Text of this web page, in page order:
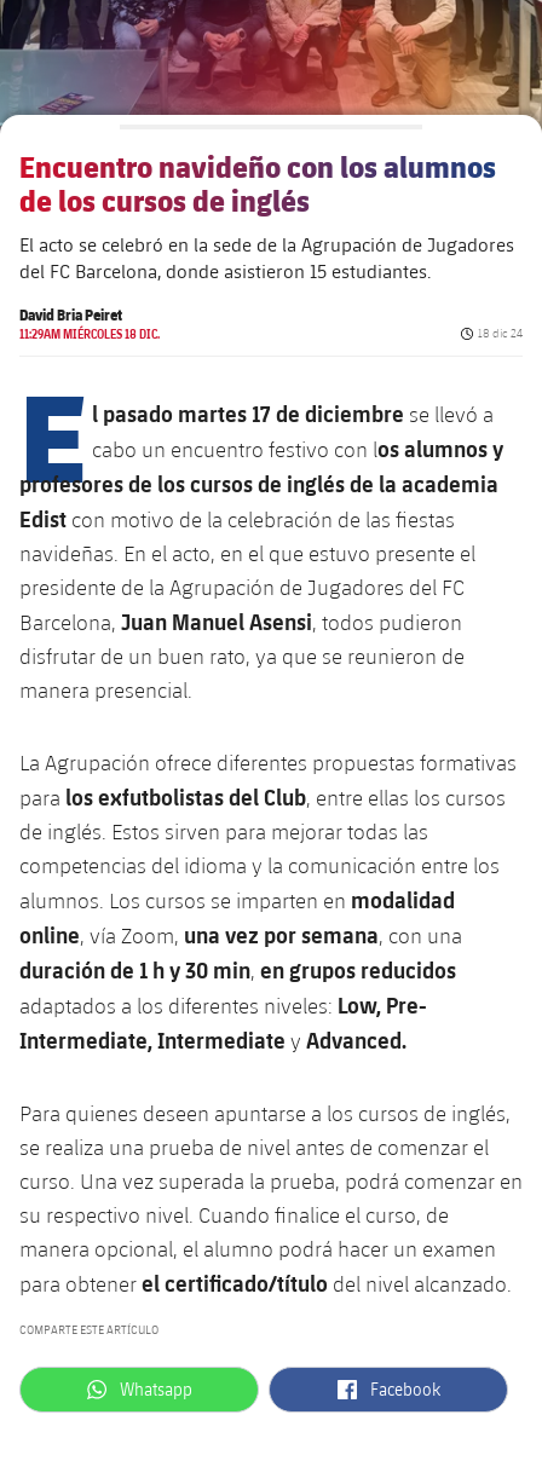
Presidentes
Patronato FBV
Transparencia
Alianzas
Contacto
Residencias para la Gente Mayor
Barcelonismo y vida activa
Código ético
Encuentro navideño con los alumnos
de los cursos de inglés
El acto se celebró en la sede de la Agrupación de Jugadores
del FC Barcelona, donde asistieron 15 estudiantes.
David Bria Peiret
11:29AM MIÉRCOLES 18 DIC. Fecha de
18 dic 24
E l pasado martes 17 de diciembre se llevó a
cabo un encuentro festivo con los alumnos y
profesores de los cursos de inglés de la academia
Edist con motivo de la celebración de las fiestas
navideñas. En el acto, en el que estuvo presente el
presidente de la Agrupación de Jugadores del FC
Barcelona, Juan Manuel Asensi, todos pudieron
disfrutar de un buen rato, ya que se reunieron de
manera presencial.
La Agrupación ofrece diferentes propuestas formativas
para los exfutbolistas del Club, entre ellas los cursos
de inglés. Estos sirven para mejorar todas las
competencias del idioma y la comunicación entre los
alumnos. Los cursos se imparten en modalidad
online, vía Zoom, una vez por semana, con una
duración de 1 h y 30 min, en grupos reducidos
adaptados a los diferentes niveles: Low, Pre-
Intermediate, Intermediate y Advanced.
Para quienes deseen apuntarse a los cursos de inglés,
se realiza una prueba de nivel antes de comenzar el
curso. Una vez superada la prueba, podrá comenzar en
su respectivo nivel. Cuando finalice el curso, de
manera opcional, el alumno podrá hacer un examen
para obtenerel certificado/título del nivel alcanzado.
COMPARTE ESTE ARTÍCULO
label.aria.whatsapp
Whatsapp label.aria.facebook
Facebook